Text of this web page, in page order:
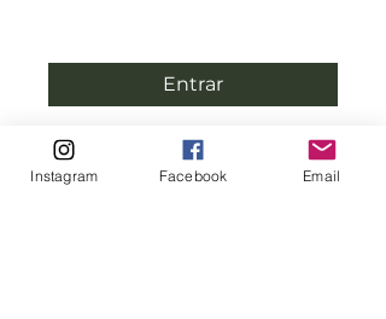
Entrar
Networking da Rede
Instagram Facebook Email